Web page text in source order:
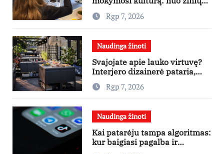
kaupimo – prie jų supratimo ir
taikymo
Rgp 7, 2026
Naudinga žinoti
Svajojate apie lauko virtuvę?
Interjero dizainerė pataria,
nuo ko pradėti
Rgp 7, 2026
Naudinga žinoti
Kai patarėju tampa algoritmas:
kur baigiasi pagalba ir
prasideda reklama?